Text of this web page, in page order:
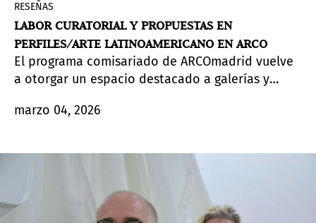
RESEÑAS
LABOR CURATORIAL Y PROPUESTAS EN
PERFILES/ARTE LATINOAMERICANO EN ARCO
El programa comisariado de ARCOmadrid vuelve
a otorgar un espacio destacado a galerías y
Esparza Chong Cuy al frente, esta nueva edición
realidades y plantea preguntas al mismo tiempo
que se convierte en una oportunidad clave de
marzo 04, 2026